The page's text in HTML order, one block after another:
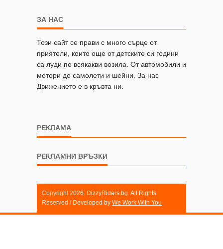
ЗА НАС
Този сайт се прави с много сърце от
приятели, които още от детските си години
са луди по всякакви возила. От автомобили и
мотори до самолети и шейни. За нас
Движението е в кръвта ни.
РЕКЛАМА
РЕКЛАМНИ ВРЪЗКИ
Copyright 2026. DizzyRiders.bg. All Rights
Reserved / Developed by We Work With You